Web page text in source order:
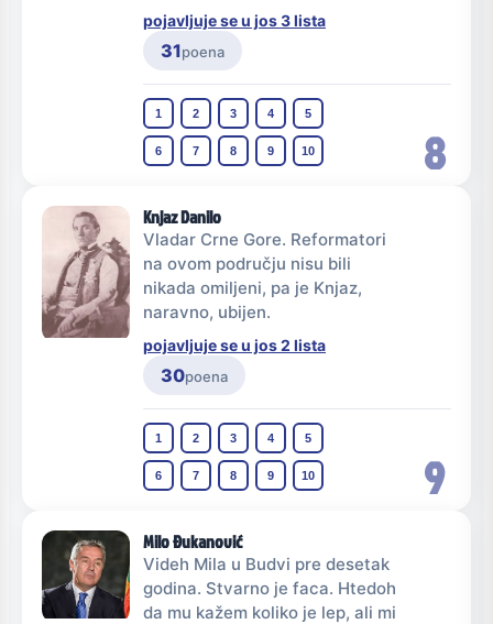
8
pojavljuje se u jos 3 lista
31poena
1 2 3 4 5
6 7 8 9 10
9
Knjaz Danilo
Vladar Crne Gore. Reformatori
na ovom području nisu bili
nikada omiljeni, pa je Knjaz,
naravno, ubijen.
pojavljuje se u jos 2 lista
30poena
1 2 3 4 5
6 7 8 9 10
Milo Đukanović
Videh Mila u Budvi pre desetak
godina. Stvarno je faca. Htedoh
da mu kažem koliko je lep, ali mi